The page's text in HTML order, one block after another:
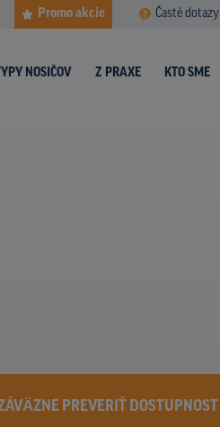
Promo akcie Časté dotazy
NOSIČOV Z PRAXE KTO SME
PREVERIŤ DOSTUPNOST